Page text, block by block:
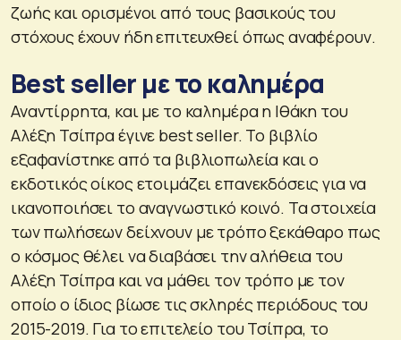
ζωής και ορισμένοι από τους βασικούς του
στόχους έχουν ήδη επιτευχθεί όπως αναφέρουν.
Best seller με το καλημέρα
Αναντίρρητα, και με το καλημέρα η Ιθάκη του
Αλέξη Τσίπρα έγινε best seller. Το βιβλίο
εξαφανίστηκε από τα βιβλιοπωλεία και ο
εκδοτικός οίκος ετοιμάζει επανεκδόσεις για να
ικανοποιήσει το αναγνωστικό κοινό. Τα στοιχεία
των πωλήσεων δείχνουν με τρόπο ξεκάθαρο πως
ο κόσμος θέλει να διαβάσει την αλήθεια του
Αλέξη Τσίπρα και να μάθει τον τρόπο με τον
οποίο ο ίδιος βίωσε τις σκληρές περιόδους του
2015-2019. Για το επιτελείο του Τσίπρα, το